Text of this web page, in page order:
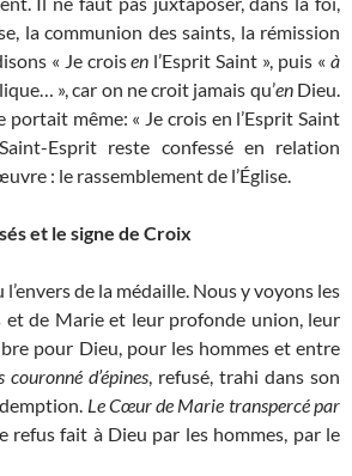
la communion des saints, la rémission
« Je croisen l’Esprit Saint », puis «à
», car on ne croit jamais qu’enDieu.
portait même: « Je crois en l’Esprit Saint
Esprit reste confessé en relation
: le rassemblement de l’Église.
et le signe de Croix
de la médaille. Nous y voyons les
et de Marie et leur profonde union, leur
pour Dieu, pour les hommes et entre
d’épines, refusé, trahi dans son
Le Cœur de Marie transpercé par
refus fait à Dieu par les hommes, par le